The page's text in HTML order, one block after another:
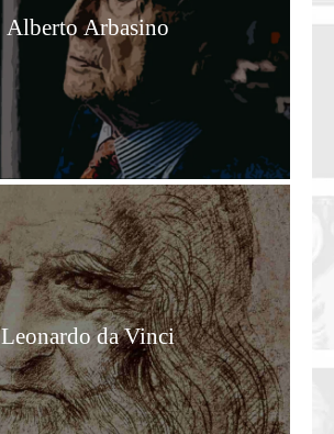
Alberto Arbasino
Leonardo da Vinci